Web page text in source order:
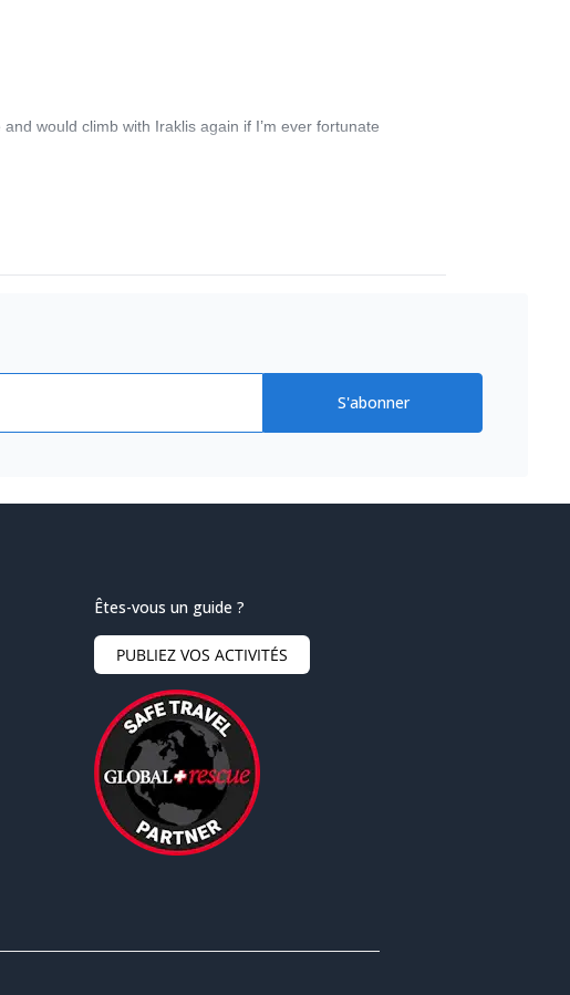
would climb with Iraklis again if I’m ever fortunate
S'abonner
Êtes-vous un guide ?
PUBLIEZ VOS ACTIVITÉS